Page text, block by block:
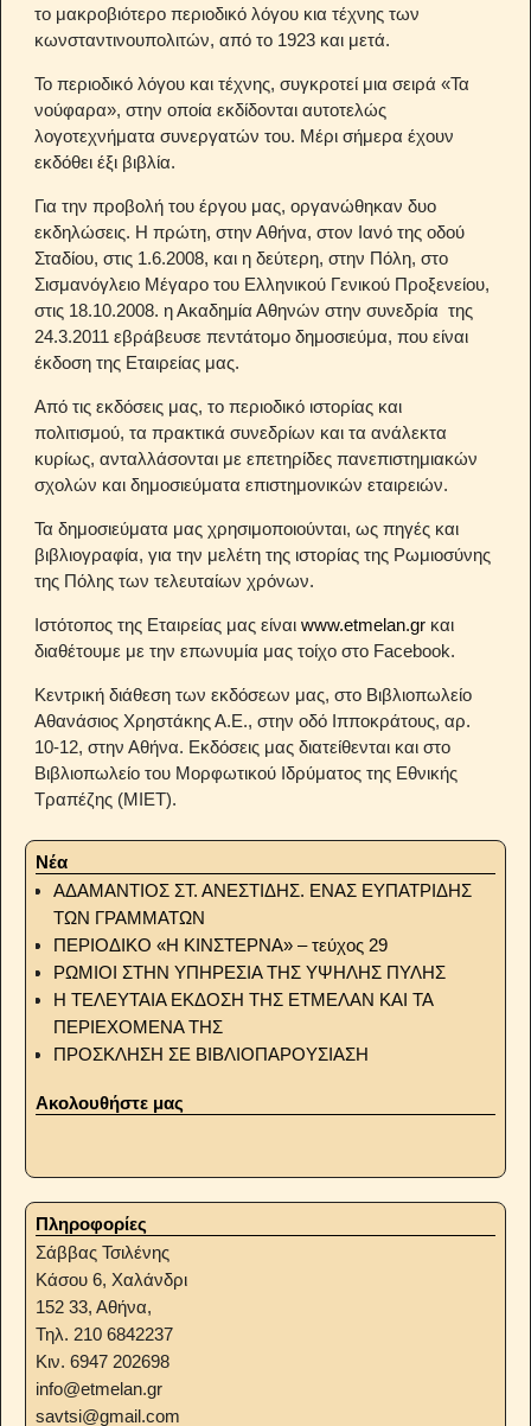
το μακροβιότερο περιοδικό λόγου κια τέχνης των
κωνσταντινουπολιτών, από το 1923 και μετά.
Το περιοδικό λόγου και τέχνης, συγκροτεί μια σειρά «Τα
νούφαρα», στην οποία εκδίδονται αυτοτελώς
λογοτεχνήματα συνεργατών του. Μέρι σήμερα έχουν
εκδόθει έξι βιβλία.
Για την προβολή του έργου μας, οργανώθηκαν δυο
εκδηλώσεις. Η πρώτη, στην Αθήνα, στον Ιανό της οδού
Σταδίου, στις 1.6.2008, και η δεύτερη, στην Πόλη, στο
Σισμανόγλειο Μέγαρο του Ελληνικού Γενικού Προξενείου,
στις 18.10.2008. η Ακαδημία Αθηνών στην συνεδρία της
24.3.2011 εβράβευσε πεντάτομο δημοσιεύμα, που είναι
έκδοση της Εταιρείας μας.
Από τις εκδόσεις μας, το περιοδικό ιστορίας και
πολιτισμού, τα πρακτικά συνεδρίων και τα ανάλεκτα
κυρίως, ανταλλάσονται με επετηρίδες πανεπιστημιακών
σχολών και δημοσιεύματα επιστημονικών εταιρειών.
Τα δημοσιεύματα μας χρησιμοποιούνται, ως πηγές και
βιβλιογραφία, για την μελέτη της ιστορίας της Ρωμιοσύνης
της Πόλης των τελευταίων χρόνων.
Ιστότοπoς της Εταιρείας μας είναιwww.etmelan.gr και
διαθέτουμε με την επωνυμία μας τοίχο στο Facebook.
Κεντρική διάθεση των εκδόσεων μας, στο Βιβλιοπωλείο
Αθανάσιος Χρηστάκης Α.Ε., στην οδό Ιπποκράτους, αρ.
10-12, στην Αθήνα. Εκδόσεις μας διατείθενται και στο
Βιβλιοπωλείο του Μορφωτικού Ιδρύματος της Εθνικής
Τραπέζης (ΜΙΕΤ).
Νέα
ΑΔΑΜΑΝΤΙΟΣ ΣΤ. ΑΝΕΣΤΙΔΗΣ. ΕΝΑΣ ΕΥΠΑΤΡΙΔΗΣ
ΤΩΝ ΓΡΑΜΜΑΤΩΝ
ΠΕΡΙΟΔΙΚΟ «Η ΚΙΝΣΤΕΡΝΑ» – τεύχος 29
ΡΩΜΙΟΙ ΣΤΗΝ ΥΠΗΡΕΣΙΑ ΤΗΣ ΥΨΗΛΗΣ ΠΥΛΗΣ
Η ΤΕΛΕΥΤΑΙΑ ΕΚΔΟΣΗ ΤΗΣ ΕΤΜΕΛΑΝ ΚΑΙ ΤΑ
ΠΕΡΙΕΧΟΜΕΝΑ ΤΗΣ
ΠΡΟΣΚΛΗΣΗ ΣΕ ΒΙΒΛΙΟΠΑΡΟΥΣΙΑΣΗ
Ακολουθήστε μας
Πληροφορίες
Σάββας Τσιλένης
Κάσου 6, Χαλάνδρι
152 33, Αθήνα,
Τηλ. 210 6842237
Κιν. 6947 202698
info@etmelan.gr
savtsi@gmail.com